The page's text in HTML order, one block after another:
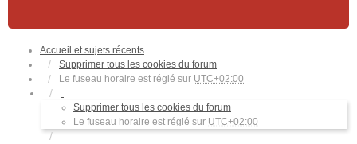
Accueil et sujets récents
Supprimer tous les cookies du forum
Le fuseau horaire est réglé sur UTC+02:00
Supprimer tous les cookies du forum
Le fuseau horaire est réglé sur UTC+02:00